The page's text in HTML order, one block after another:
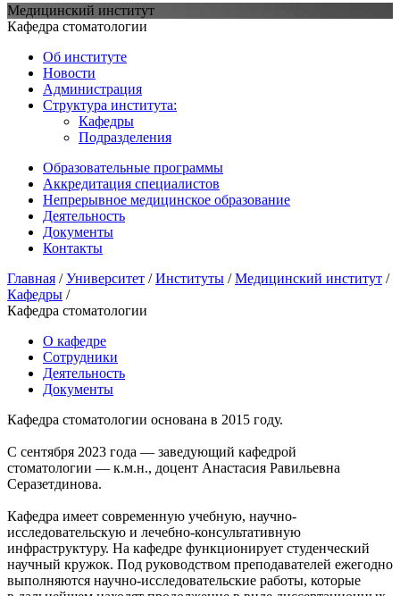
Медицинский институт
Кафедра стоматологии
Об институте
Новости
Администрация
Структура института:
Кафедры
Подразделения
Образовательные программы
Аккредитация специалистов
Непрерывное медицинское образование
Деятельность
Документы
Контакты
Главная /Университет /Институты /Медицинский институт /
Кафедры /
Кафедра стоматологии
О кафедре
Сотрудники
Деятельность
Документы
Кафедра стоматологии основана в 2015 году.
С сентября 2023 года — заведующий кафедрой
стоматологии — к.м.н., доцент Анастасия Равильевна
Серазетдинова.
Кафедра имеет современную учебную, научно-
исследовательскую и лечебно-консультативную
инфраструктуру. На кафедре функционирует студенческий
научный кружок. Под руководством преподавателей ежегодно
выполняются научно-исследовательские работы, которые